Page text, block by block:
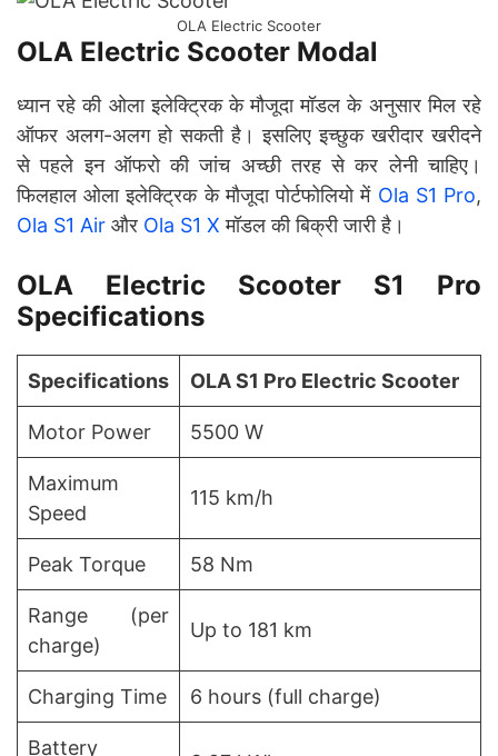
OLA Electric Scooter
OLA Electric Scooter Modal
ध्यान रहे की ओला इलेक्ट्रिक के मौजूदा मॉडल के अनुसार मिल रहे
ऑफर अलग-अलग हो सकती है। इसलिए इच्छुक खरीदार खरीदने
से पहले इन ऑफरो की जांच अच्छी तरह से कर लेनी चाहिए।
फिलहाल ओला इलेक्ट्रिक के मौजूदा पोर्टफोलियो मेंOla S1 Pro,
Ola S1 Air और Ola S1 X मॉडल की बिक्री जारी है।
OLA Electric Scooter S1 Pro
Specifications
Specifications OLA S1 Pro Electric Scooter
Motor Power 5500 W
Maximum
Speed
115 km/h
Peak Torque 58 Nm
Range (per
charge)
Up to 181 km
Charging Time 6 hours (full charge)
Battery